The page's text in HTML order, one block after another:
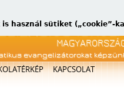
használ sütiket („cookie”-
evangelizátorokat
KAPCSOLAT